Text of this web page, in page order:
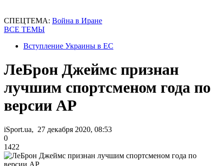
СПЕЦТЕМА: Война в Иране
ВСЕ ТЕМЫ
Вступление Украины в ЕС
ЛеБрон Джеймс признан
лучшим спортсменом года по
версии AP
iSport.ua, 27 декабря 2020, 08:53
0
1422